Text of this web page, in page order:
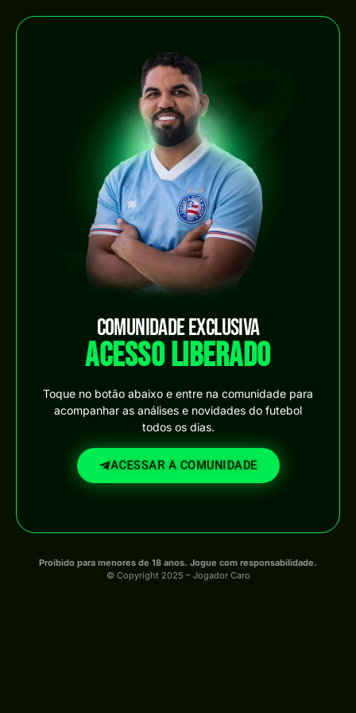
COMUNIDADE EXCLUSIVA
ACESSO LIBERADO
Toque no botão abaixo e entre na comunidade para
acompanhar as análises e novidades do futebol
todos os dias.
ACESSAR A COMUNIDADE
Proibido para menores de 18 anos. Jogue com responsabilidade.
© Copyright 2025 – Jogador Caro